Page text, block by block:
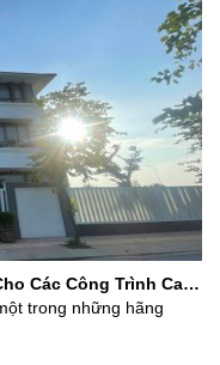
Các Công Trình Cao
trong những hãng